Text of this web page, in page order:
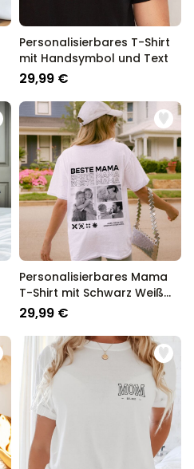
Personalisierbares T-Shirt
mit Handsymbol und Text
29,99 €
Personalisierbares Mama
T-Shirt mit Schwarz Weiß
Fotos und Text
29,99 €